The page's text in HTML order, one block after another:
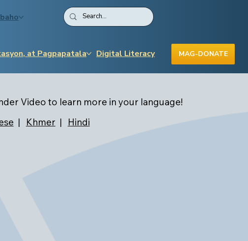
at Pagpapatala Digital Literacy MAG-DONATE
Video to learn more in your language!
| Khmer| Hindi